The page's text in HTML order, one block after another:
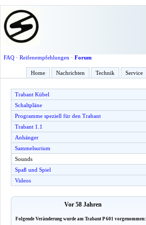
FAQ· Reifenempfehlungen · Forum
Home Nachrichten Technik Service
Trabant Kübel
Schaltpläne
Programme speziell für den Trabant
Trabant 1.1
Anhänger
Sammelsurium
Sounds
Spaß und Spiel
Videos
Vor 58 Jahren
Folgende Veränderung wurde am Trabant P 601 vorgenommen: